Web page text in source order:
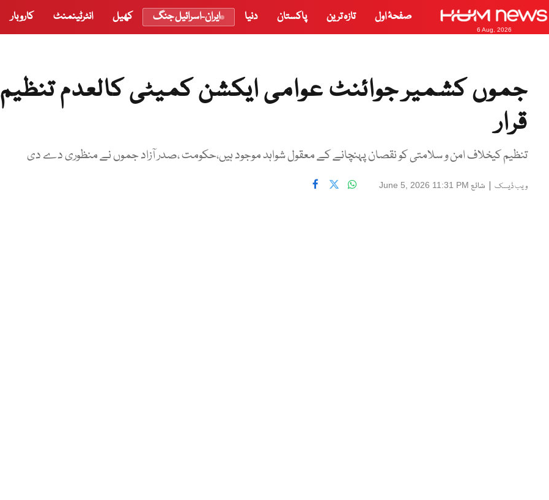
6 Aug, 2026
صفحۂ اول تازہ ترین پاکستان دنیا ایران-اسرائیل جنگ کھیل انٹرٹینمنٹ کاروبار
جموں کشمیر جوائنٹ عوامی ایکشن کمیٹی کالعدم تنظیم
قرار
تنظیم کیخلاف امن و سلامتی کو نقصان پہنچانے کے معقول شواہد موجود ہیں،حکومت ،صدر آزاد جموں نے منظوری دے دی
ویب ڈیسک | شائع June 5, 2026 11:31 PM